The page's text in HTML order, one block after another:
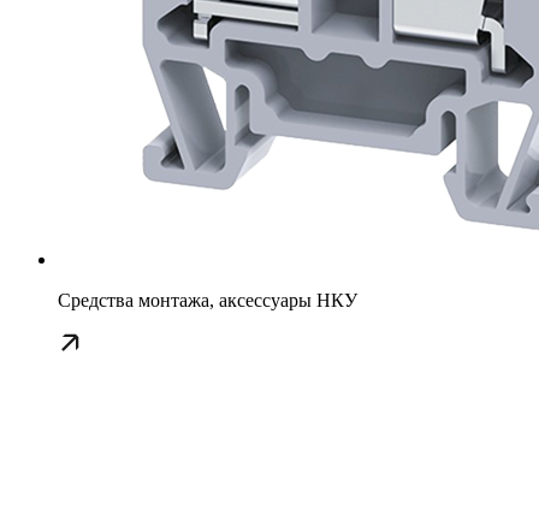
Средства монтажа, аксессуары НКУ